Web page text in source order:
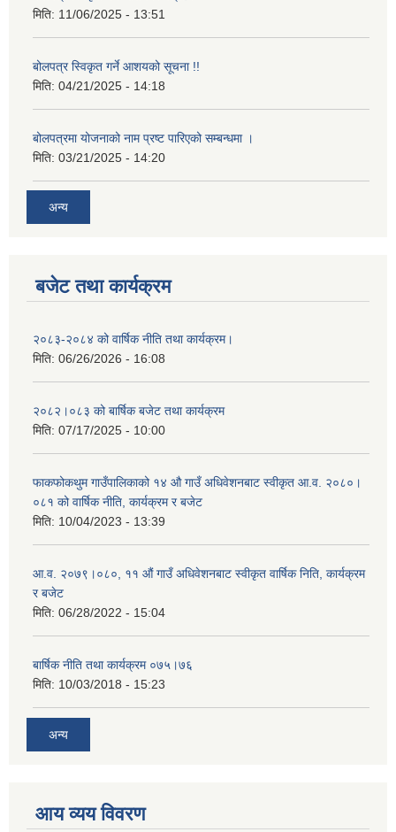
मिति: 11/06/2025 - 13:51
बोलपत्र स्विकृत गर्ने आशयको सूचना !!
मिति: 04/21/2025 - 14:18
बोलपत्रमा योजनाको नाम प्रष्ट पारिएको सम्बन्धमा ।
मिति: 03/21/2025 - 14:20
अन्य
बजेट तथा कार्यक्रम
२०८३-२०८४ को वार्षिक नीति तथा कार्यक्रम।
मिति: 06/26/2026 - 16:08
२०८२।०८३ को बार्षिक बजेट तथा कार्यक्रम
मिति: 07/17/2025 - 10:00
फाकफोकथुम गाउँपालिकाको १४ औ गाउँ अधिवेशनबाट स्वीकृत आ.व. २०८०।
०८१ को वार्षिक नीति, कार्यक्रम र बजेट
मिति: 10/04/2023 - 13:39
आ.व. २०७९।०८०, ११ औं गाउँ अधिवेशनबाट स्वीकृत वार्षिक निति, कार्यक्रम
र बजेट
मिति: 06/28/2022 - 15:04
बार्षिक नीति तथा कार्यक्रम ०७५।७६
मिति: 10/03/2018 - 15:23
अन्य
आय व्यय विवरण